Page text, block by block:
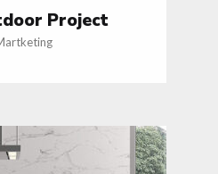
Project